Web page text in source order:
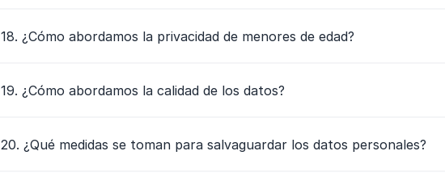
18. ¿Cómo abordamos la privacidad de menores de edad?
19. ¿Cómo abordamos la calidad de los datos?
20. ¿Qué medidas se toman para salvaguardar los datos personales?